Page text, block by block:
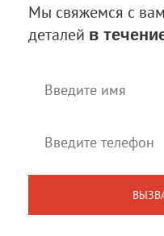
Мы свяжемся с
деталей в